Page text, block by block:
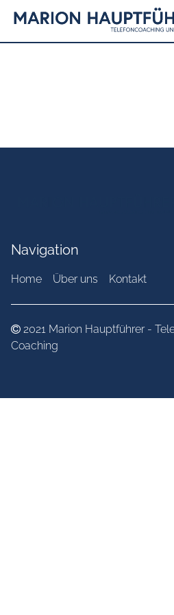
Navigation
Home Über uns Kontakt
2021 Marion Hauptführer -
Coaching